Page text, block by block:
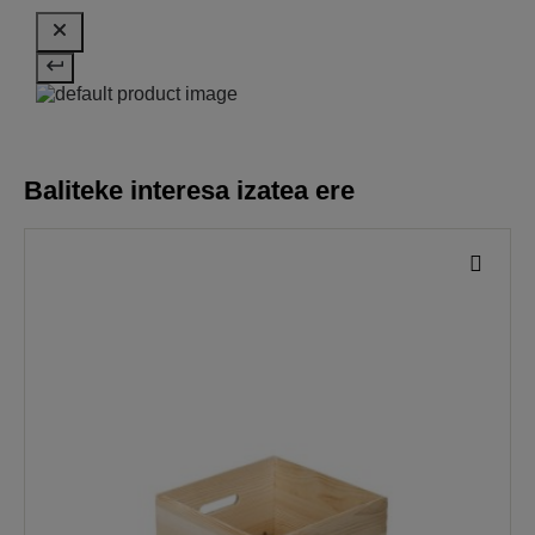
Baliteke interesa izatea ere